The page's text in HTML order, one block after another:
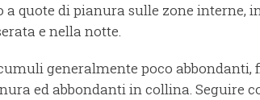
a quote di pianura sulle zone interne,
e nella notte.
generalmente poco abbondanti,
ed abbondanti in collina. Seguire